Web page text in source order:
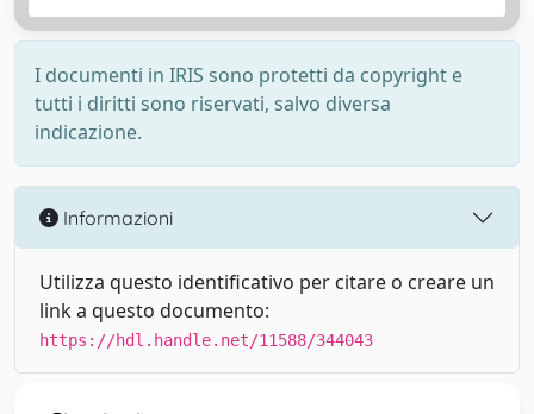
I documenti in IRIS sono protetti da copyright e
tutti i diritti sono riservati, salvo diversa
indicazione.
Informazioni
Utilizza questo identificativo per citare o creare un
link a questo documento:
https://hdl.handle.net/11588/344043